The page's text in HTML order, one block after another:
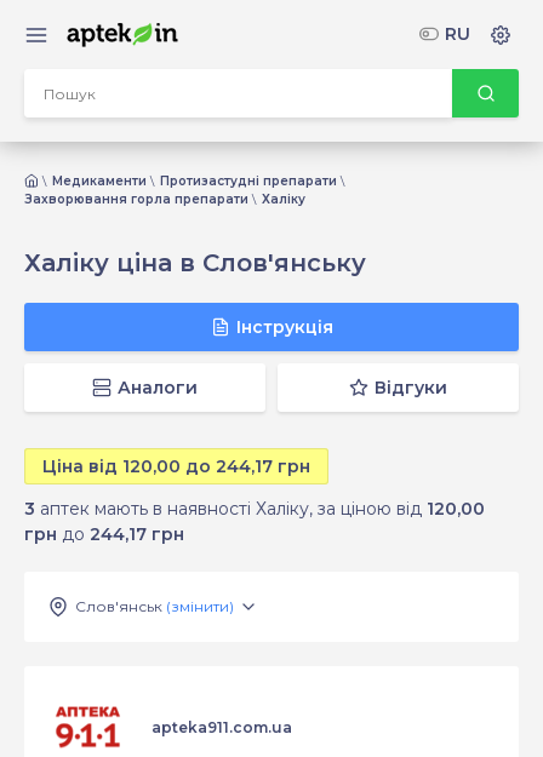
Медикаменти
Протизастудні препарати
Захворювання горла препарати
Халіку
Халіку ціна в Слов'янську
Інструкція
Аналоги Відгуки
Ціна від 120,00 до 244,17 грн
3 аптек мають в наявності Халіку, за ціною від 120,00
грн до 244,17 грн
Слов'янськ (змінити)
apteka911.com.ua
RU